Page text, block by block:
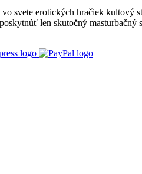
vo svete erotických hračiek
len skutočný masturbačný